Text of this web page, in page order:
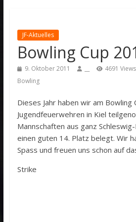
JF-Aktuelles
Bowling Cup
9. Oktober 2011 4691 Views
Bowling
Dieses Jahr haben wir am Bowling
Jugendfeuerwehren in Kiel
Mannschaften aus ganz
einen guten 14. Platz belegt. Wir
Spass und freuen uns schon auf
Strike